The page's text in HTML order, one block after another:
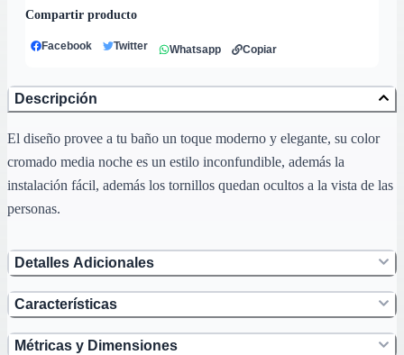
Compartir producto
Facebook Twitter Whatsapp Copiar
Descripción
El diseño provee a tu baño un toque moderno y elegante, su color
cromado media noche es un estilo inconfundible, además la
instalación fácil, además los tornillos quedan ocultos a la vista de las
personas.
Detalles Adicionales
Características
Métricas y Dimensiones